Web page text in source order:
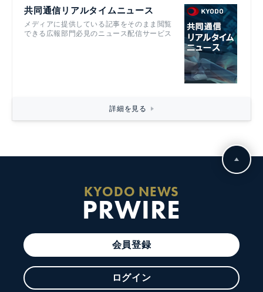
共同通信リアルタイムニュース
メディアに提供している記事をそのまま閲覧
できる広報部門必見のニュース配信サービス
詳細を見る
KYODO NEWS
PRWIRE
会員登録
ログイン